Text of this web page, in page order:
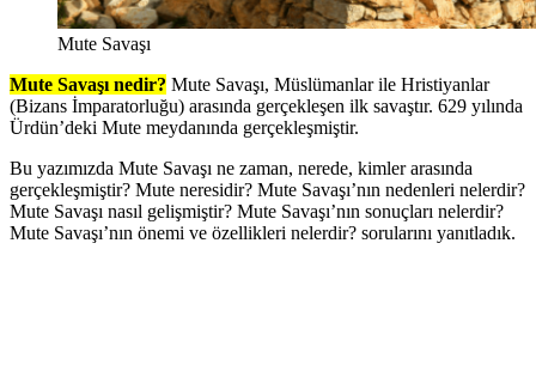
Mute Savaşı
Mute Savaşı nedir? Mute Savaşı, Müslümanlar ile Hristiyanlar
(Bizans İmparatorluğu) arasında gerçekleşen ilk savaştır. 629 yılında
Ürdün’deki Mute meydanında gerçekleşmiştir.
Bu yazımızda Mute Savaşı ne zaman, nerede, kimler arasında
gerçekleşmiştir? Mute neresidir? Mute Savaşı’nın nedenleri nelerdir?
Mute Savaşı nasıl gelişmiştir? Mute Savaşı’nın sonuçları nelerdir?
Mute Savaşı’nın önemi ve özellikleri nelerdir? sorularını yanıtladık.